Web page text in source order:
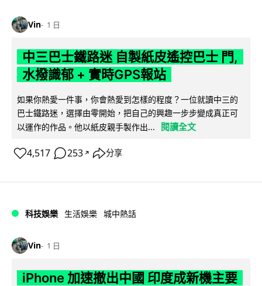
Vin 1 日
中三巴士鐵路迷 自製紙皮遙控巴士 門,
水撥識郁 + 實時GPS報站
如果你熱愛一件事，你會熱愛到怎樣的程度？一位就讀中三的
巴士鐵路迷，選擇由零開始，把自己的興趣一步步變成真正可
以運作的作品。他以紙皮親手製作出...
閱讀全文
4,517 253 ↗ 分享
科技娛樂 生活娛樂 城中熱話
Vin 1 日
iPhone 加速撤出中國 印度成新機主要